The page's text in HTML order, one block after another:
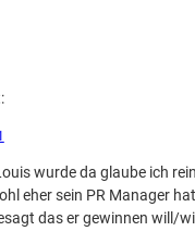
wurde da glaube ich
eher sein PR Manager
das er gewinnen will/